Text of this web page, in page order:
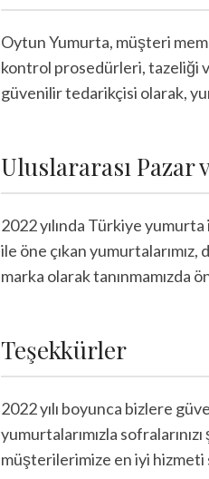
Oytun Yumurta, müşteri
kontrol prosedürleri, tazeliği
güvenilir tedarikçisi olarak,
Uluslararası Pazar
2022 yılında Türkiye
ile öne çıkan
marka olarak tanınmamızda
Teşekkürler
2022 yılı boyunca bizlere
yumurtalarımızla
müşterilerimize en iyi hizmeti